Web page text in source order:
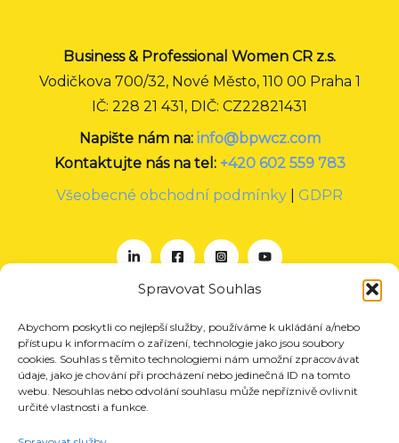
Spravovat Souhlas
Abychom poskytli co nejlepší služby, používáme k ukládání a/nebo
přístupu k informacím o zařízení, technologie jako jsou soubory
cookies. Souhlas s těmito technologiemi nám umožní zpracovávat
údaje, jako je chování při procházení nebo jedinečná ID na tomto
webu. Nesouhlas nebo odvolání souhlasu může nepříznivě ovlivnit
určité vlastnosti a funkce.
Business & Professional Women CR z.s.
Vodičkova 700/32, Nové Město, 110 00 Praha 1
IČ: 228 21 431, DIČ: CZ22821431
Napište nám na: info@bpwcz.com
Kontaktujte nás na tel: +420 602 559 783
Všeobecné obchodní podmínky
GDPR
O nás
Projekty
Členství